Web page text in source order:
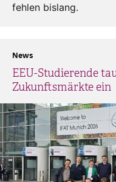
fehlen bislang.
EEU-Studierende
Zukunftsmärkte ein
News